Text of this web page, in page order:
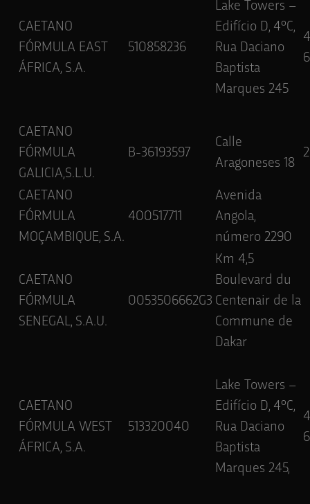
CAETANO
FÓRMULA EAST
ÁFRICA, S.A.
510858236
Lake Towers –
Edifício D, 4ºC,
Rua Daciano
Baptista
Marques 245
CAETANO
FÓRMULA
GALICIA,S.L.U.
B-36193597
Calle
Aragoneses 18
CAETANO
FÓRMULA
MOÇAMBIQUE, S.A.
400517711
Avenida
Angola,
número 2290
CAETANO
FÓRMULA
SENEGAL, S.A.U.
0053506662G3
Km 4,5
Boulevard du
Centenair de la
Commune de
Dakar
CAETANO
FÓRMULA WEST
ÁFRICA, S.A.
513320040
Lake Towers –
Edifício D, 4ºC,
Rua Daciano
Baptista
Marques 245,